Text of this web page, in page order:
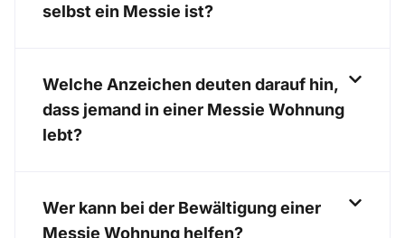
selbst ein Messie ist?
Welche Anzeichen deuten darauf hin,
dass jemand in einer Messie Wohnung
lebt?
Wer kann bei der Bewältigung einer
Messie Wohnung helfen?